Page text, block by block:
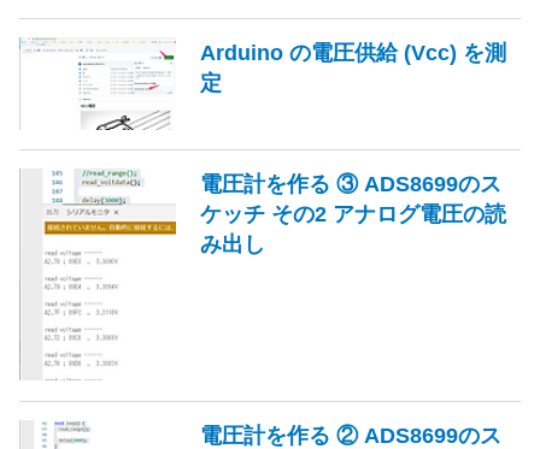
Arduino の電圧供給 (Vcc) を測
定
電圧計を作る ③ ADS8699のス
ケッチ その2 アナログ電圧の読
み出し
電圧計を作る ② ADS8699のス